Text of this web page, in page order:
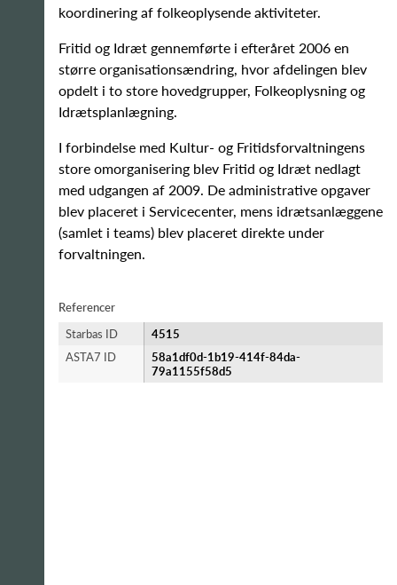
koordinering af folkeoplysende aktiviteter.
Fritid og Idræt gennemførte i efteråret 2006 en
større organisationsændring, hvor afdelingen blev
opdelt i to store hovedgrupper, Folkeoplysning og
Idrætsplanlægning.
I forbindelse med Kultur- og Fritidsforvaltningens
store omorganisering blev Fritid og Idræt nedlagt
med udgangen af 2009. De administrative opgaver
blev placeret i Servicecenter, mens idrætsanlæggene
(samlet i teams) blev placeret direkte under
forvaltningen.
Referencer
Starbas ID
4515
ASTA7 ID
58a1df0d-1b19-414f-84da-
79a1155f58d5